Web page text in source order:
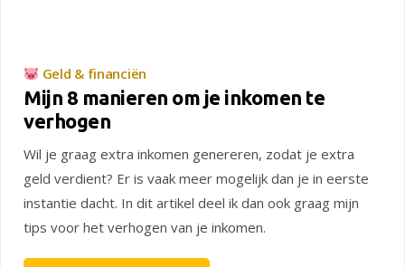
Geld & financiën
Mijn 8 manieren om je inkomen te
verhogen
Wil je graag extra inkomen genereren, zodat je extra
geld verdient? Er is vaak meer mogelijk dan je in eerste
instantie dacht. In dit artikel deel ik dan ook graag mijn
tips voor het verhogen van je inkomen.